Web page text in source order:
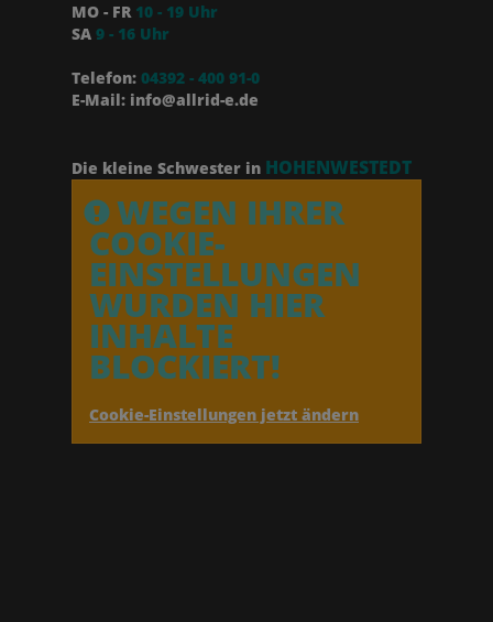
MO - FR 10 - 19 Uhr
SA 9 - 16 Uhr
Telefon: 04392 - 400 91-0
E-Mail: info@allrid-e.de
Die kleine Schwester in HOHENWESTEDT
WEGEN IHRER
COOKIE-
EINSTELLUNGEN
WURDEN HIER
INHALTE
BLOCKIERT!
Cookie-Einstellungen jetzt ändern